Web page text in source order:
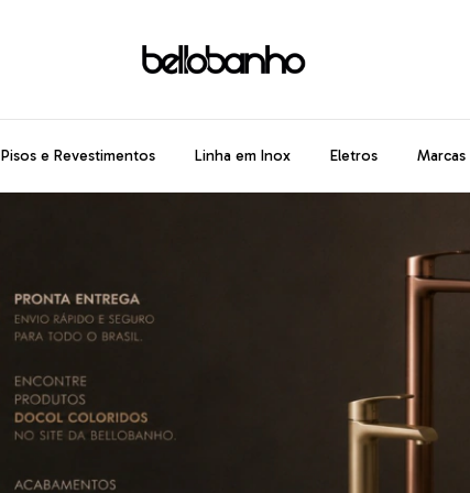
Pisos e Revestimentos Linha em Inox Eletros Marcas